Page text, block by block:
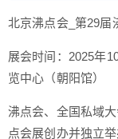
北京沸点会_第29届
展会时间：2025年
览中心（朝阳馆）
沸点会、全国私域
点会展创办并独立